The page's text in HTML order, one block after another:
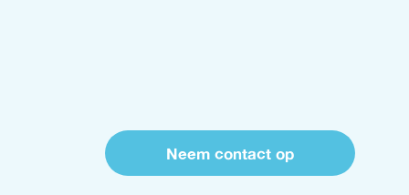
Neem contact op